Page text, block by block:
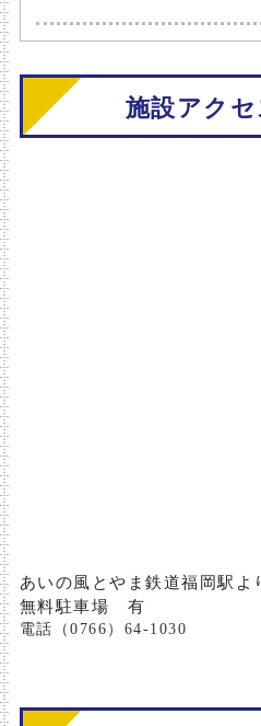
施設アク
あいの風とやま鉄道福岡駅よ
無料駐車場 有
電話（0766）64‐1030